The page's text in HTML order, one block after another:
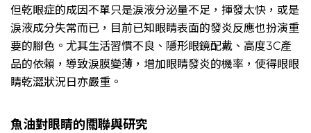
但乾眼症的成因不單只是淚液分泌量不足，揮發太快，或是
淚液成分失常而已，目前已知眼睛表面的發炎反應也扮演重
要的腳色。尤其生活習慣不良、隱形眼鏡配戴、高度3C產
品的依賴，導致淚膜變薄，增加眼睛發炎的機率，使得眼眼
睛乾澀狀況日亦嚴重。
魚油對眼睛的關聯與研究